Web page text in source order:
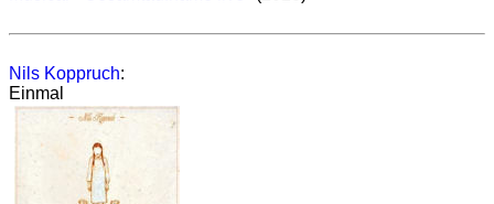
Nils Koppruch:
Einmal